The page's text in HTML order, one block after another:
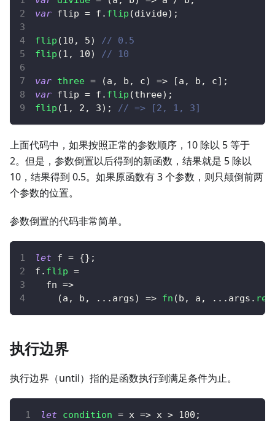
var flip = f . flip (divide) ;
flip (10 , 5)
// 0.5
flip (1 , 10) // 10
var three = (a , b , c) => [a , b , c] ;
var flip = f . flip (three) ;
flip (1 , 2 , 3) ; // => [2, 1, 3]
上面代码中，如果按照正常的参数顺序，10 除以 5 等于
2。但是，参数倒置以后得到的新函数，结果就是 5 除以
10，结果得到 0.5。如果原函数有 3 个参数，则只颠倒前两
个参数的位置。
参数倒置的代码非常简单。
let f = {} ;
f . flip =
fn =>
(a , b , ... args) => fn (b , a , ... args .
执行边界
执行边界（until）指的是函数执行到满足条件为止。
let condition = x => x > 100 ;